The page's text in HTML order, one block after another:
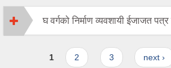
घ वर्गको निर्माण व्यवशायी ईजाजत
Pages
1 2 3 next ›